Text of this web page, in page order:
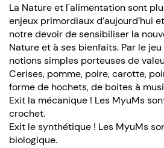
La Nature et l'alimentation sont
enjeux primordiaux d’aujourd’hui
notre devoir de sensibiliser la
Nature et à ses bienfaits. Par le
notions simples porteuses de
Cerises, pomme, poire, carotte,
forme de hochets, de boites à
Exit la mécanique ! Les MyuMs
crochet.
Exit le synthétique ! Les MyuMs
biologique.